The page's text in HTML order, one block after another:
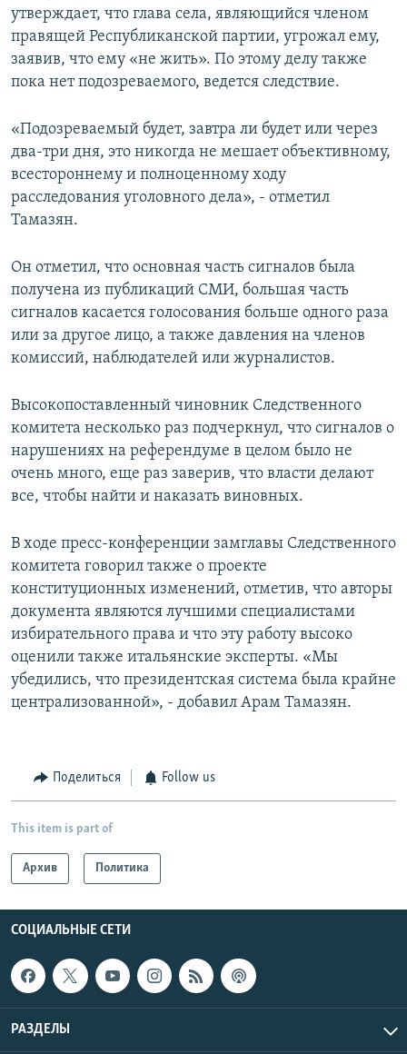
утверждает, что глава села, являющийся членом
правящей Республиканской партии, угрожал ему,
заявив, что ему «не жить». По этому делу также
пока нет подозреваемого, ведется следствие.
«Подозреваемый будет, завтра ли будет или через
два-три дня, это никогда не мешает объективному,
всестороннему и полноценному ходу
расследования уголовного дела», - отметил
Тамазян.
Он отметил, что основная часть сигналов была
получена из публикаций СМИ, большая часть
сигналов касается голосования больше одного раза
или за другое лицо, а также давления на членов
комиссий, наблюдателей или журналистов.
Высокопоставленный чиновник Следственного
комитета несколько раз подчеркнул, что сигналов о
нарушениях на референдуме в целом было не
очень много, еще раз заверив, что власти делают
все, чтобы найти и наказать виновных.
В ходе пресс-конференции замглавы Следственного
комитета говорил также о проекте
конституционных изменений, отметив, что авторы
документа являются лучшими специалистами
избирательного права и что эту работу высоко
оценили также итальянские эксперты. «Мы
убедились, что президентская система была крайне
централизованной», - добавил Арам Тамазян.
Поделиться Follow us
This item is part of
Архив Политика
СОЦИАЛЬНЫЕ СЕТИ
РАЗДЕЛЫ